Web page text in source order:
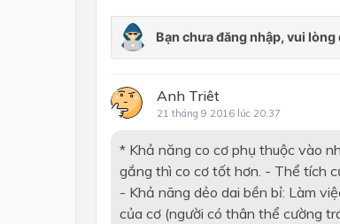
Anh Triêt
21 tháng 9 2016 lúc 20:37
* Khả năng co cơ phụ thuộc vào
gắng thì co cơ tốt hơn. - Thể tích
- Khả nãng dẻo dai bền bỉ: Làm
của cơ (người có thân thể cường